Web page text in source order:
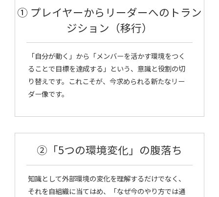
① プレイヤーからリーダーへのトラン
ジション（移行）
「自分が動く」から「メンバーを活かす環境をつく
ることで目標を達成する」という、意識と役割の切
り替えです。これこそが、今求められる新たなリー
ダー像です。
②「5つの環境変化」の腹落ち
知識として外部環境の変化を理解するだけでなく、
それを自組織に当てはめ、「なぜ今のやり方では通